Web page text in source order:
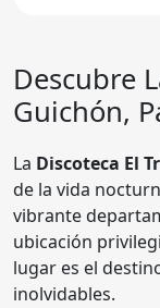
Descubre
Guichón,
La Discoteca El
de la vida
vibrante
ubicación
lugar es el
inolvidables.